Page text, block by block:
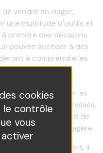
vendre en viager,
une multitude d’outils et
prendre des décisions
pouvez accéder à des
à comprendre les
des différentes
en ligne
pour annoncer et
investisseurs intéressés.
tirer le meilleur parti de
vente de rente viagère.
au Mans et à Angers, il
cookies
le contrôle
vous